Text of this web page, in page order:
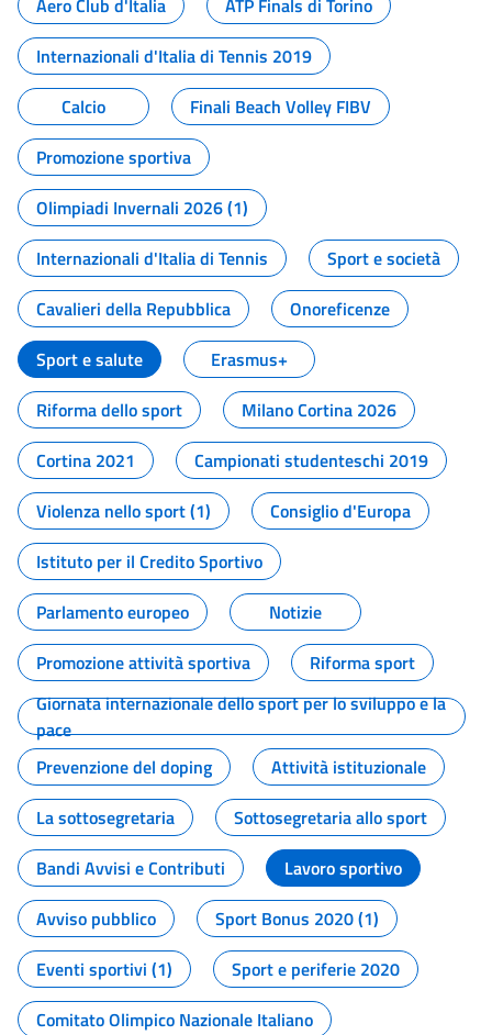
Aero Club d'Italia
ATP Finals di Torino
Internazionali d'Italia di Tennis 2019
Calcio
Finali Beach Volley FIBV
Promozione sportiva
Olimpiadi Invernali 2026 (1)
Internazionali d'Italia di Tennis
Sport e società
Cavalieri della Repubblica
Onoreficenze
Sport e salute
Erasmus+
Riforma dello sport
Milano Cortina 2026
Cortina 2021
Campionati studenteschi 2019
Violenza nello sport (1)
Consiglio d'Europa
Istituto per il Credito Sportivo
Parlamento europeo
Notizie
Promozione attività sportiva
Riforma sport
Giornata internazionale dello sport per lo sviluppo e la
pace
Prevenzione del doping
Attività istituzionale
La sottosegretaria
Sottosegretaria allo sport
Bandi Avvisi e Contributi
Lavoro sportivo
Avviso pubblico
Sport Bonus 2020 (1)
Eventi sportivi (1)
Sport e periferie 2020
Comitato Olimpico Nazionale Italiano